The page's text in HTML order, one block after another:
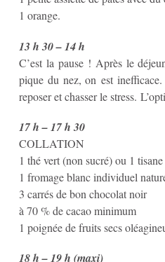
1 orange.
13 h 30 – 14 h
C’est la pause ! Après le
pique du nez, on est
reposer et chasser le stress.
17 h – 17 h 30
COLLATION
1 thé vert (non sucré) ou 1
1 fromage blanc individuel
3 carrés de bon chocolat noir
à 70 % de cacao minimum
1 poignée de fruits secs
18 h – 19 h (maxi)